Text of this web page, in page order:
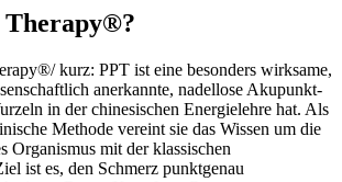
Therapy®?
kurz: PPT ist eine besonders wirksame,
anerkannte, nadellose Akupunkt-
in der chinesischen Energielehre hat. Als
Methode vereint sie das Wissen um die
Organismus mit der klassischen
ist es, den Schmerz punktgenau